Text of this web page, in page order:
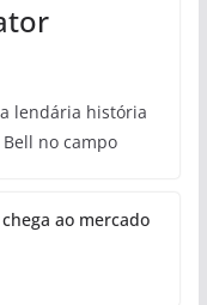
lendária história
no campo
ao mercado